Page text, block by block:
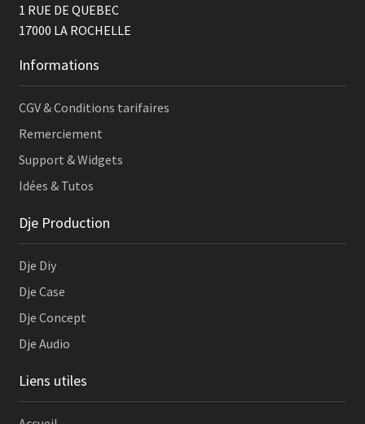
1 RUE DE QUEBEC
17000 LA ROCHELLE
Informations
CGV & Conditions tarifaires
Remerciement
Support & Widgets
Idées & Tutos
Dje Production
Dje Diy
Dje Case
Dje Concept
Dje Audio
Liens utiles